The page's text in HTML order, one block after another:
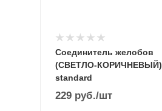
Соединитель желобов
(СВЕТЛО-КОРИЧНЕВЫЙ)
standard
229 руб./шт